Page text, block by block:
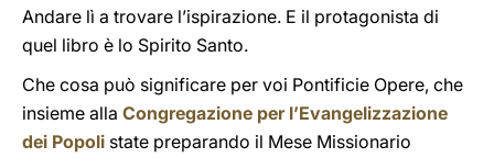
Andare lì a trovare l’ispirazione. E il protagonista di
quel libro è lo Spirito Santo.
Che cosa può significare per voi Pontificie Opere, che
insieme alla Congregazione per l’Evangelizzazione
dei Popoli state preparando il Mese Missionario